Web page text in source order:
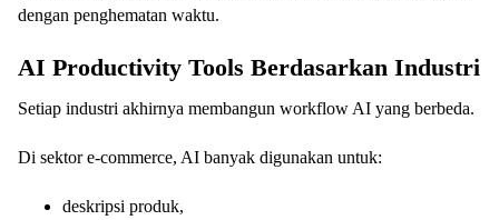
dengan penghematan waktu.
AI Productivity Tools Berdasarkan Industri
Setiap industri akhirnya membangun workflow AI yang berbeda.
Di sektor e-commerce, AI banyak digunakan untuk:
deskripsi produk,